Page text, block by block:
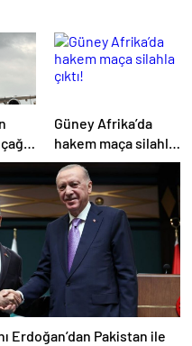
Güney Afrika’da
hakem maça silahla
çıktı!
Erdoğan’dan Pakistan ile